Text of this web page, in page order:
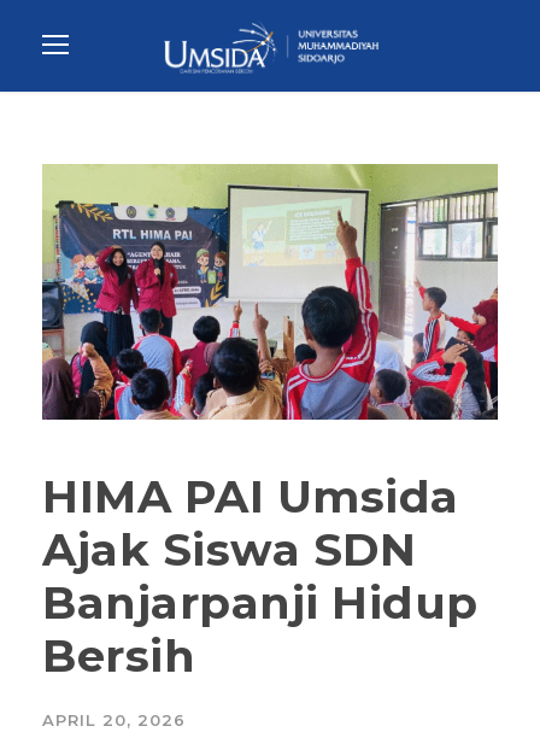
HIMA PAI Umsida
Ajak Siswa SDN
Banjarpanji Hidup
Bersih
APRIL 20, 2026